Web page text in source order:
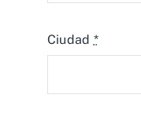
Ciudad *